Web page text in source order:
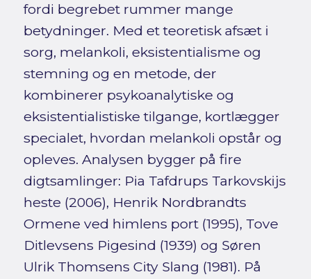
fordi begrebet rummer mange
betydninger. Med et teoretisk afsæt i
sorg, melankoli, eksistentialisme og
stemning og en metode, der
kombinerer psykoanalytiske og
eksistentialistiske tilgange, kortlægger
specialet, hvordan melankoli opstår og
opleves. Analysen bygger på fire
digtsamlinger: Pia Tafdrups Tarkovskijs
heste (2006), Henrik Nordbrandts
Ormene ved himlens port (1995), Tove
Ditlevsens Pigesind (1939) og Søren
Ulrik Thomsens City Slang (1981). På